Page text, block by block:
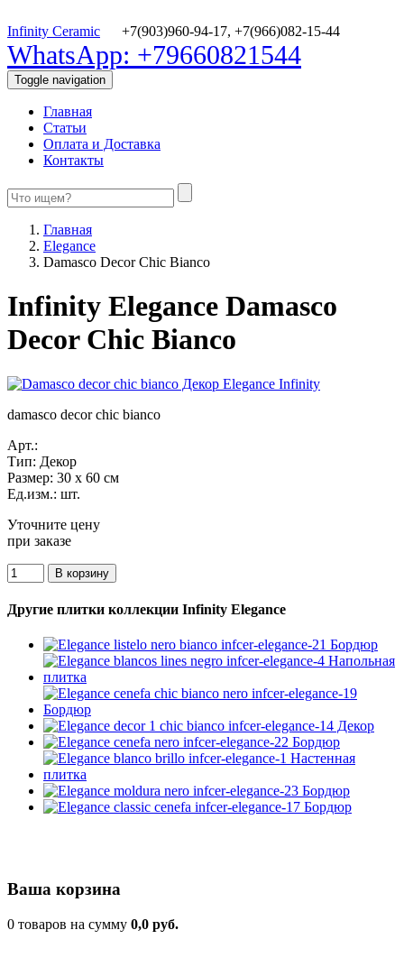
Infinity Ceramic +7(903)960-94-17, +7(966)082-15-44
WhatsApp: +79660821544
Toggle navigation
Главная
Статьи
Оплата и Доставка
Контакты
Главная
Elegance
Damasco Decor Chic Bianco
Infinity Elegance Damasco
Decor Chic Bianco
damasco decor chic bianco
Арт.:
Тип: Декор
Размер: 30 x 60 см
Ед.изм.: шт.
Уточните цену
при заказе
Другие плитки коллекции Infinity Elegance
Ваша корзина
0 товаров на сумму 0,0 руб.